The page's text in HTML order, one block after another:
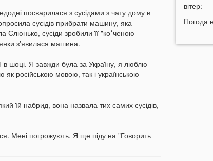
посварилася з сусідами з чату дому в
сусідів прибрати машину, яка
Слюнько, сусіди зробили її "ко*ченою
з'явилася машина.
шоці. Я завжди була за Україну, я люблю
російською мовою, так і українською
їй набрид, вона назвала тих самих сусідів,
Мені погрожують. Я ще піду на "Говорить
18:52
18:28
вітер:
Погода